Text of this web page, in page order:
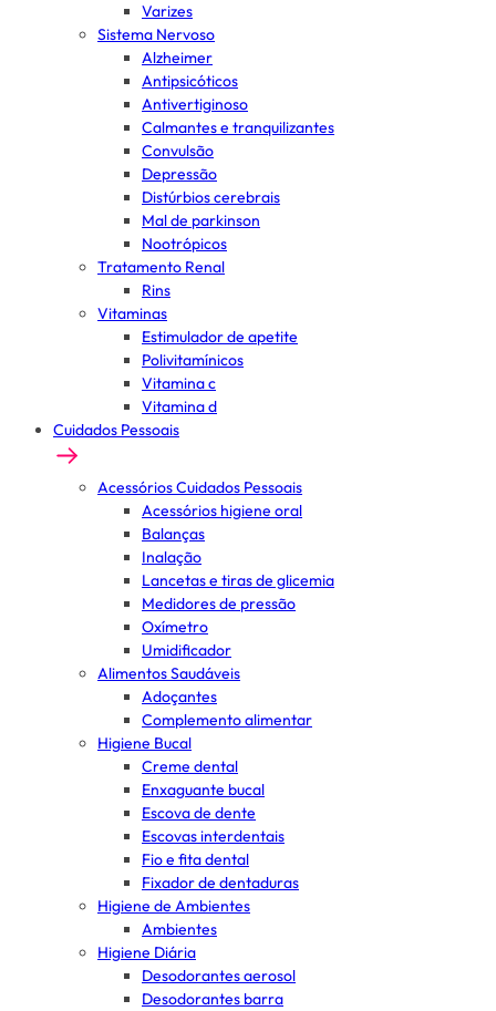
Varizes
Sistema Nervoso
Alzheimer
Antipsicóticos
Antivertiginoso
Calmantes e tranquilizantes
Convulsão
Depressão
Distúrbios cerebrais
Mal de parkinson
Nootrópicos
Tratamento Renal
Rins
Vitaminas
Estimulador de apetite
Polivitamínicos
Vitamina c
Vitamina d
Cuidados Pessoais
Acessórios Cuidados Pessoais
Acessórios higiene oral
Balanças
Inalação
Lancetas e tiras de glicemia
Medidores de pressão
Oxímetro
Umidificador
Alimentos Saudáveis
Adoçantes
Complemento alimentar
Higiene Bucal
Creme dental
Enxaguante bucal
Escova de dente
Escovas interdentais
Fio e fita dental
Fixador de dentaduras
Higiene de Ambientes
Ambientes
Higiene Diária
Desodorantes aerosol
Desodorantes barra